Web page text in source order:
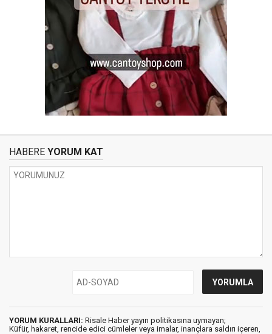
HABERE YORUM KAT
YORUM KURALLARI: Risale Haber yayın politikasına uymayan;
Küfür, hakaret, rencide edici cümleler veya imalar, inançlara saldırı içeren,